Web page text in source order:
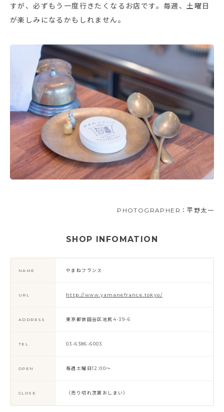
すが、必ずもう一度行きたくなるお店です。毎週、土曜日
が楽しみになるかもしれません。
PHOTOGRAPHER：平野太一
SHOP INFOMATION
NAME やまねフランス
URL http://www.yamanefrance.tokyo/
ADDRESS 東京都世田谷区池尻4-39-6
TEL 03-6386-6003
OPEN 毎週土曜日12:00～
CLOSE （売り切れ次第おしまい）